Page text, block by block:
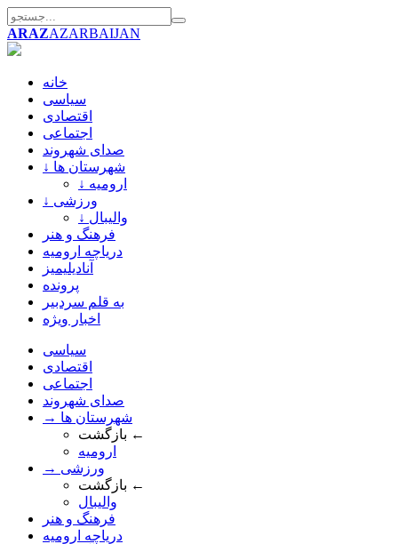
ARAZAZARBAIJAN
خانه
سیاسی
اقتصادی
اجتماعی
صدای شهروند
↓ شهرستان ها
↓ ارومیه
↓ ورزشی
↓ والیبال
فرهنگ و هنر
دریاچه ارومیه
آنادیلیمیز
پرونده
به قلم سردبیر
اخبار ویژه
سیاسی
اقتصادی
اجتماعی
صدای شهروند
→ شهرستان ها
بازگشت ←
ارومیه
→ ورزشی
بازگشت ←
والیبال
فرهنگ و هنر
دریاچه ارومیه